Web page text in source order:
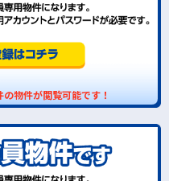
の物件が閲覧可能です！